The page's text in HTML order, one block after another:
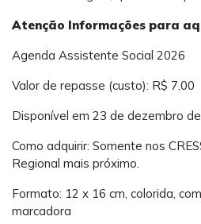
Atenção Informações para
Agenda Assistente Social 2026
Valor de repasse (custo): R$ 7,00
Disponível em 23 de dezembro
Como adquirir: Somente nos
Regional mais próximo.
Formato: 12 x 16 cm, colorida,
marcadora